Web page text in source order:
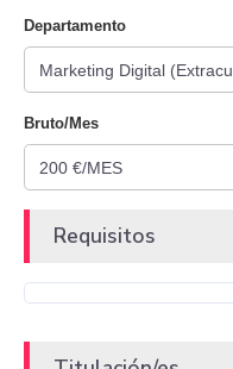
Departamento
Bruto/Mes
Requisitos